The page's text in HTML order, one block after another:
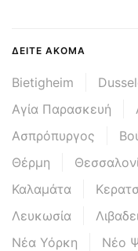
ΔΕΊΤΕ ΑΚΌΜΑ
Bietigheim
Αγία Παρασκευή
Ασπρόπυργος
Θέρμη
Καλαμάτα
Λευκωσία
Νέα Υόρκη
Νέο